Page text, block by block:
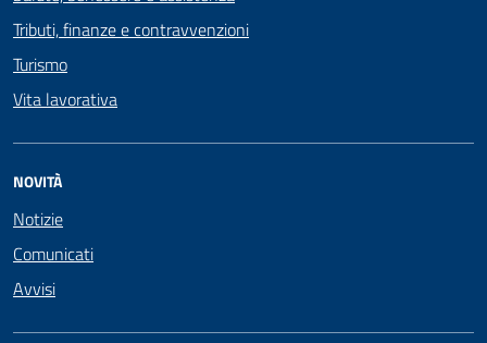
Tributi, finanze e contravvenzioni
Turismo
Vita lavorativa
NOVITÀ
Notizie
Comunicati
Avvisi